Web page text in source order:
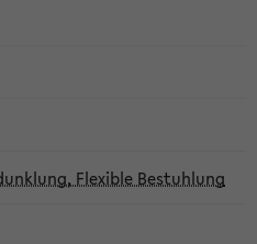
Flexible Bestuhlung